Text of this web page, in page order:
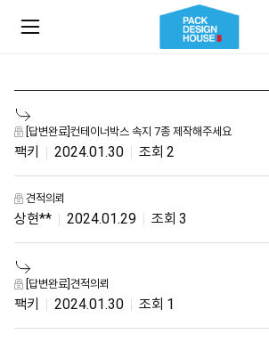
[답변완료]컨테이너박스 속지 7종 제작해주세요
팩키 2024.01.30 2
견적의뢰
상현** 2024.01.29 3
[답변완료]견적의뢰
팩키 2024.01.30 1